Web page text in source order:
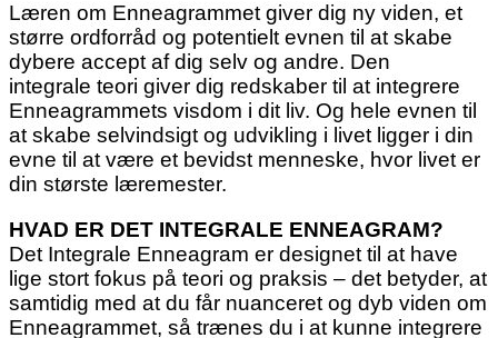
Læren om Enneagrammet giver dig ny viden, et
større ordforråd og potentielt evnen til at skabe
dybere accept af dig selv og andre. Den
integrale teori giver dig redskaber til at integrere
Enneagrammets visdom i dit liv. Og hele evnen til
at skabe selvindsigt og udvikling i livet ligger i din
evne til at være et bevidst menneske, hvor livet er
din største læremester.
HVAD ER DET INTEGRALE ENNEAGRAM?
Det Integrale Enneagram er designet til at have
lige stort fokus på teori og praksis – det betyder, at
samtidig med at du får nuanceret og dyb viden om
Enneagrammet, så trænes du i at kunne integrere